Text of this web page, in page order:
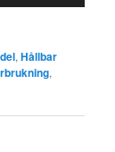
,Hållbar
,